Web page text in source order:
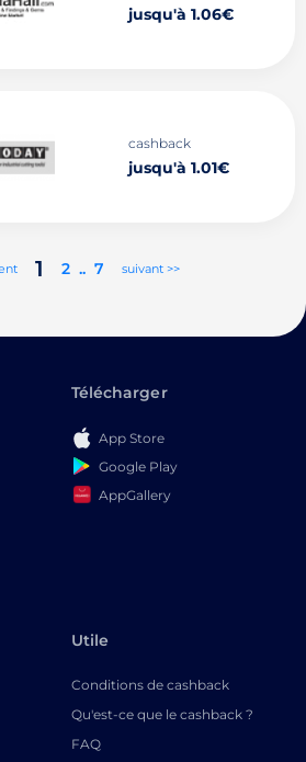
jusqu'à 1.06€
cashback
jusqu'à 1.01€
1 2 .. 7 suivant >>
Télécharger
App Store
Google Play
AppGallery
Utile
Conditions de cashback
Qu'est-ce que le cashback ?
FAQ